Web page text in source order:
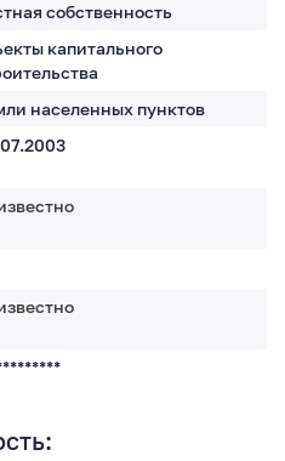
собственность
капитального
населенных пунктов